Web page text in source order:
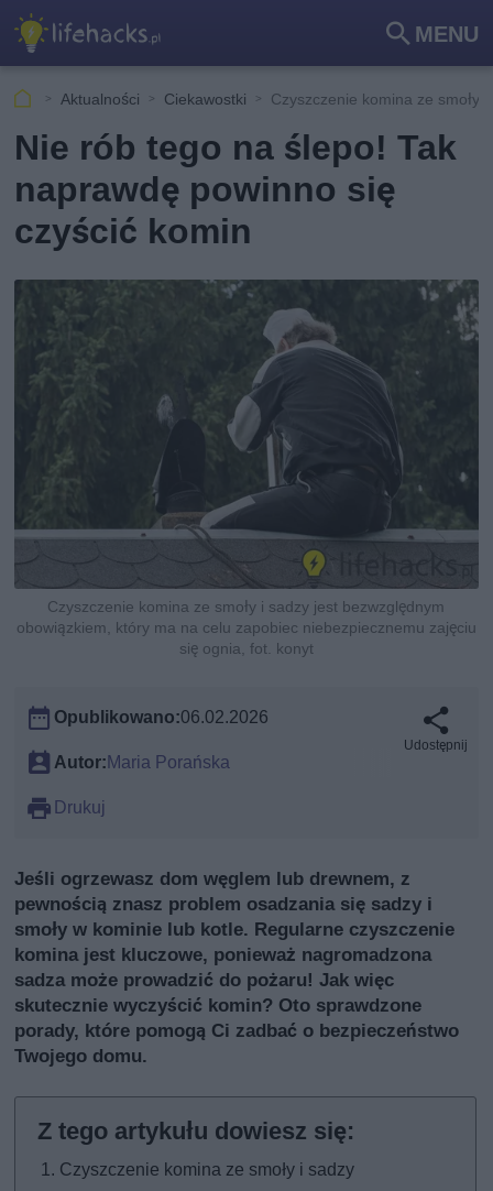
MENU
Szu
kaj
Aktualności Ciekawostki Czyszczenie komina ze smoły i
Nie rób tego na ślepo! Tak
naprawdę powinno się
czyścić komin
Czyszczenie komina ze smoły i sadzy jest bezwzględnym
obowiązkiem, który ma na celu zapobiec niebezpiecznemu zajęciu
się ognia, fot. konyt
Opublikowano:06.02.2026
Autor:Maria Porańska
Drukuj
Udostępnij
Jeśli ogrzewasz dom węglem lub drewnem, z
pewnością znasz problem osadzania się sadzy i
smoły w kominie lub kotle. Regularne czyszczenie
komina jest kluczowe, ponieważ nagromadzona
sadza może prowadzić do pożaru! Jak więc
skutecznie wyczyścić komin? Oto sprawdzone
porady, które pomogą Ci zadbać o bezpieczeństwo
Twojego domu.
Czyszczenie komina ze smoły i sadzy